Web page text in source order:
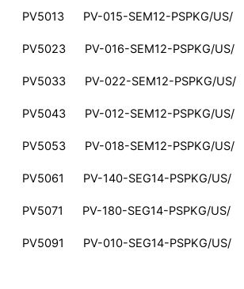
PV5013 PV-015-SEM12-PSPKG/
PV5023 PV-016-SEM12-PSPKG/
PV5033 PV-022-SEM12-PSPKG/
PV5043 PV-012-SEM12-PSPKG/
PV5053 PV-018-SEM12-PSPKG/
PV5061 PV-140-SEG14-PSPKG/
PV5071 PV-180-SEG14-PSPKG/
PV5091 PV-010-SEG14-PSPKG/